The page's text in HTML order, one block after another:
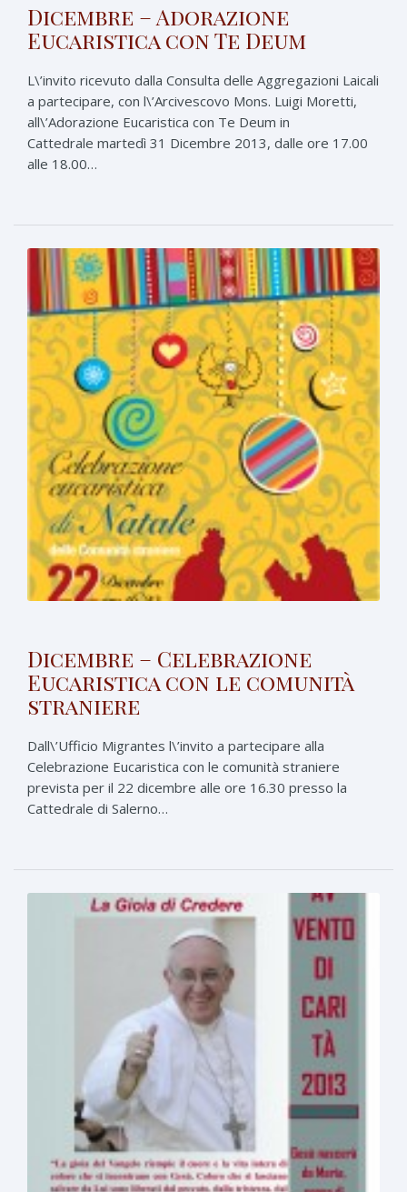
Dicembre – Adorazione
Eucaristica con Te Deum
L\’invito ricevuto dalla Consulta delle Aggregazioni Laicali
a partecipare, con l\’Arcivescovo Mons. Luigi Moretti,
all\’Adorazione Eucaristica con Te Deum in
Cattedrale martedì 31 Dicembre 2013, dalle ore 17.00
alle 18.00…
Dicembre – Celebrazione
Eucaristica con le comunità
straniere
Dall\’Ufficio Migrantes l\’invito a partecipare alla
Celebrazione Eucaristica con le comunità straniere
prevista per il 22 dicembre alle ore 16.30 presso la
Cattedrale di Salerno…